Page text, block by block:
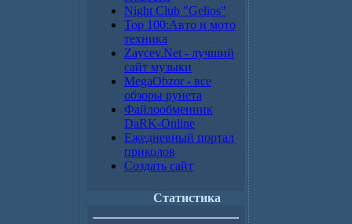
Night Club "Gelios"
Top 100:Авто и мото
техника
Zaycev.Net - лучший
сайт музыки
MegaObzor - все
обзоры рунета
Файлообменник
DaRK-Online
Ежедневный портал
приколов
Создать сайт
Статистика